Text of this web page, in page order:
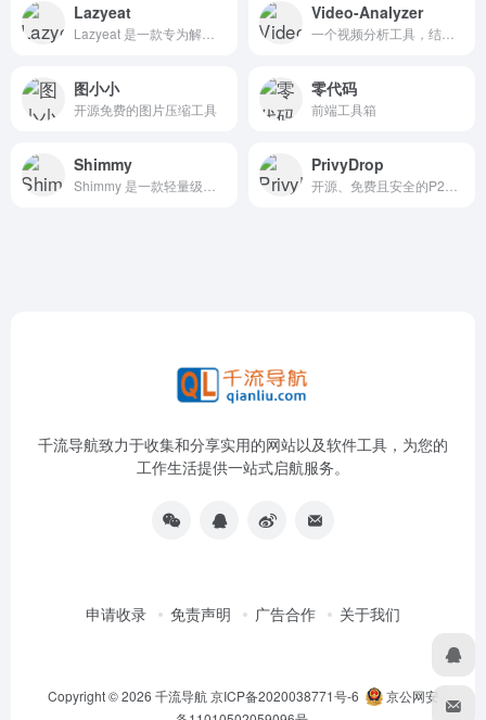
Lazyeat Video-Analyzer
图小小
开源免费的图片压缩工具
零代码
前端工具箱
Shimmy PrivyDrop
千流导航致力于收集和分享实用的网站以及软件工具，为您的
工作生活提供一站式启航服务。
申请收录 免责声明 广告合作 关于我们
Copyright © 2026 千流导航京ICP备2020038771号-6
京公网安